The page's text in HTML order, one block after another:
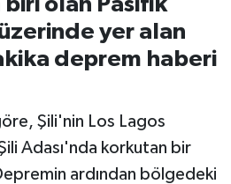
yer alan
deprem haberi
Şili'nin Los Lagos
Adası'nda korkutan bir
ardından bölgedeki